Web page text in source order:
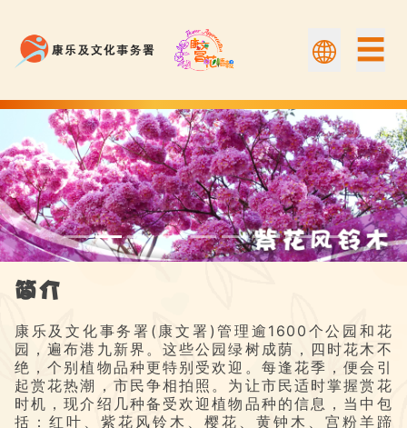
☰
紫花风铃木 | Flower Appreciation 康文賞花情報
简介
康乐及文化事务署(康文署)管理逾1600个公园和花
园，遍布港九新界。这些公园绿树成荫，四时花木不
绝，个别植物品种更特别受欢迎。每逢花季，便会引
起赏花热潮，市民争相拍照。为让市民适时掌握赏花
时机，现介绍几种备受欢迎植物品种的信息，当中包
括：红叶、紫花风铃木、樱花、黄钟木、宫粉羊蹄